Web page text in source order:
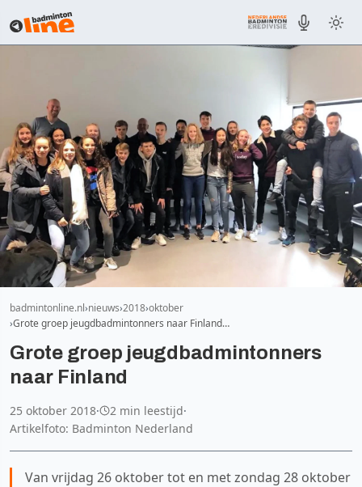
badmintonline.nl nieuws 2018 oktober
Grote groep jeugdbadmintonners naar Finland…
Grote groep jeugdbadmintonners
naar Finland
25 oktober 2018· 2 min leestijd·
Artikelfoto: Badminton Nederland
Van vrijdag 26 oktober tot en met zondag 28 oktober